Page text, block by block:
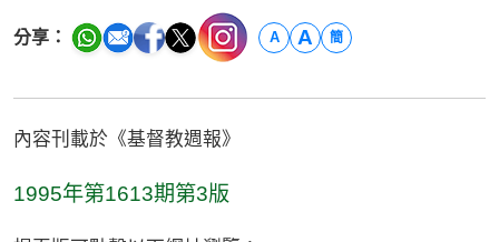
分享： A A 簡
內容刊載於《基督教週報》
1995年第1613期第3版